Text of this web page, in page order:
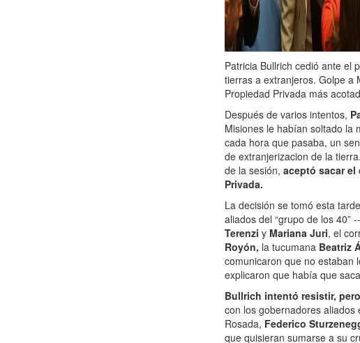
Patricia Bullrich cedió ante el
tierras a extranjeros. Golpe a
Propiedad Privada más
Después de varios intentos,
Misiones le habían soltado la
cada hora que pasaba, un
de extranjerizacion de la
de la sesión, aceptó sacar
Privada.
La decisión se tomó esta
aliados del “grupo de los 40”
Terenzi y Mariana Juri, el
Royón, la tucumana Beatriz
comunicaron que no estaban
explicaron que había que
Bullrich intentó resistir,
con los gobernadores
Rosada, Federico
que quisieran sumarse a su